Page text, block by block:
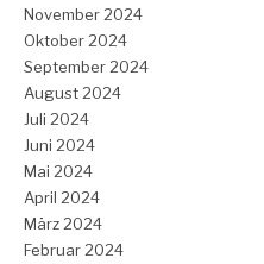
November 2024
Oktober 2024
September 2024
August 2024
Juli 2024
Juni 2024
Mai 2024
April 2024
März 2024
Februar 2024